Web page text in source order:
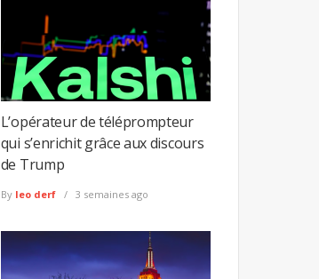
L’opérateur de téléprompteur
qui s’enrichit grâce aux discours
de Trump
By leo derf 3 semaines ago